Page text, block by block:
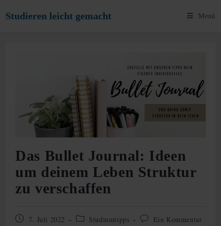
Inhalt
Studieren leicht gemacht Menü
Das Bullet Journal: Ideen
um deinem Leben Struktur
zu verschaffen
Beitrag7. Juli 2022
Beitrags-Studiumtipps
Beitrags-Ein Kommentar